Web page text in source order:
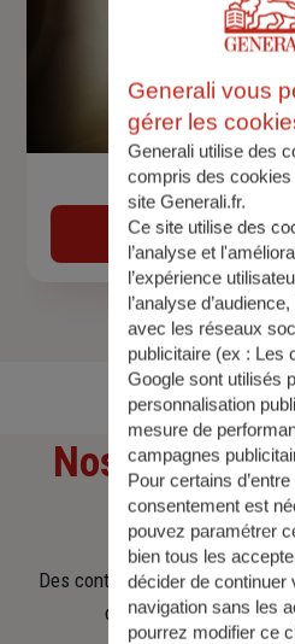
Devis assurance
Obtenir une
Nos offres
Des contrats clairs et flexibles
d’aujourd’hui et
Generali vous
gérer les
Generali utilise des
compris des
site Generali.fr.
Ce site utilise des
l’analyse et
l’expérience
l’analyse
avec les réseaux
publicitaire (ex : Les
Google sont utilisés
personnalisation
mesure de
campagnes
Pour certains
consentement est
pouvez paramétrer
bien tous les
décider de continuer
navigation sans les
pourrez modifier ce